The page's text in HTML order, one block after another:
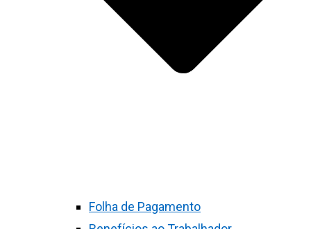
Folha de Pagamento